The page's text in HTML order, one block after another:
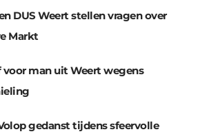
DUS Weert stellen vragen over
Markt
voor man uit Weert wegens
gedanst tijdens sfeervolle